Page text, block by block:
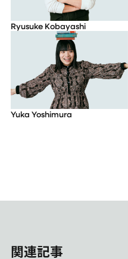
Ryusuke Kobayashi
Yuka Yoshimura
関連記事